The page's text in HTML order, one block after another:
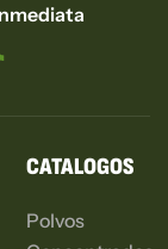
CATALOGOS
Polvos